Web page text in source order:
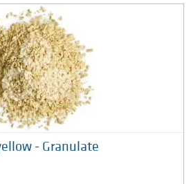
- Granulate